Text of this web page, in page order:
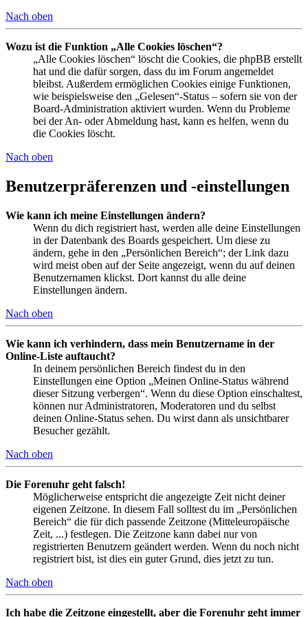
Nach oben
Wozu ist die Funktion „Alle Cookies löschen“?
„Alle Cookies löschen“ löscht die Cookies, die phpBB erstellt
hat und die dafür sorgen, dass du im Forum angemeldet
bleibst. Außerdem ermöglichen Cookies einige Funktionen,
wie beispielsweise den „Gelesen“-Status – sofern sie von der
Board-Administration aktiviert wurden. Wenn du Probleme
bei der An- oder Abmeldung hast, kann es helfen, wenn du
die Cookies löscht.
Nach oben
Benutzerpräferenzen und -einstellungen
Wie kann ich meine Einstellungen ändern?
Wenn du dich registriert hast, werden alle deine Einstellungen
in der Datenbank des Boards gespeichert. Um diese zu
ändern, gehe in den „Persönlichen Bereich“; der Link dazu
wird meist oben auf der Seite angezeigt, wenn du auf deinen
Benutzernamen klickst. Dort kannst du alle deine
Einstellungen ändern.
Nach oben
Wie kann ich verhindern, dass mein Benutzername in der
Online-Liste auftaucht?
In deinem persönlichen Bereich findest du in den
Einstellungen eine Option „Meinen Online-Status während
dieser Sitzung verbergen“. Wenn du diese Option einschaltest,
können nur Administratoren, Moderatoren und du selbst
deinen Online-Status sehen. Du wirst dann als unsichtbarer
Besucher gezählt.
Nach oben
Die Forenuhr geht falsch!
Möglicherweise entspricht die angezeigte Zeit nicht deiner
eigenen Zeitzone. In diesem Fall solltest du im „Persönlichen
Bereich“ die für dich passende Zeitzone (Mitteleuropäische
Zeit, ...) festlegen. Die Zeitzone kann dabei nur von
registrierten Benutzern geändert werden. Wenn du noch nicht
registriert bist, ist dies ein guter Grund, dies jetzt zu tun.
Nach oben
Ich habe die Zeitzone eingestellt, aber die Forenuhr geht immer